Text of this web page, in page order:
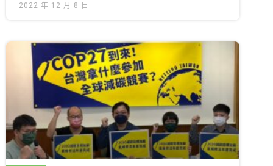
2022 年 12 月 8 日